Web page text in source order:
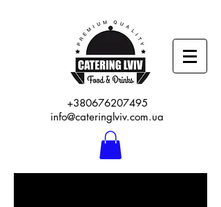
+380676207495
info@cateringlviv.com.ua